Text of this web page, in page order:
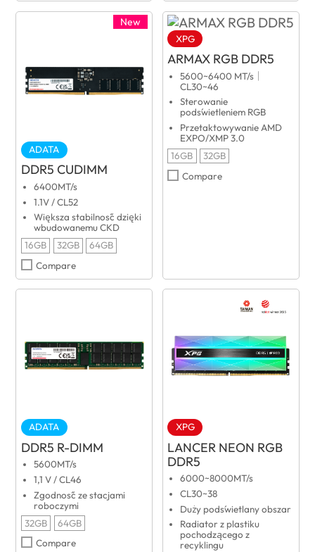
New
ADATA
DDR5 CUDIMM
6400MT/s
1.1V / CL52
Większa stabilność dzięki
wbudowanemu CKD
16GB
32GB
64GB
Compare
XPG
ARMAX RGB DDR5
5600~6400 MT/s｜
CL30~46
Sterowanie
podświetleniem RGB
Przetaktowywanie AMD
EXPO/XMP 3.0
16GB
32GB
Compare
ADATA
DDR5 R-DIMM
5600MT/s
1,1 V / CL46
Zgodność ze stacjami
roboczymi
32GB
64GB
Compare
XPG
LANCER NEON RGB
DDR5
6000~8000MT/s
CL30~38
Duży podświetlany obszar
Radiator z plastiku
pochodzącego z
recyklingu